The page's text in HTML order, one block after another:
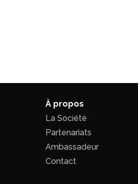
À propos
La Société
Partenariats
Ambassadeur
Contact